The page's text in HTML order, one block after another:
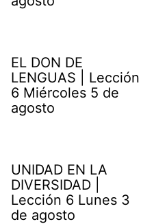
EL DON DE
LENGUAS | Lección
6 Miércoles 5 de
agosto
UNIDAD EN LA
DIVERSIDAD |
Lección 6 Lunes 3
de agosto